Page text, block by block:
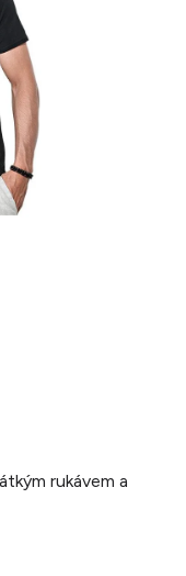
rukávem a